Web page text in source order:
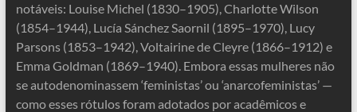
notáveis: Louise Michel (1830–1905), Charlotte Wilson
(1854–1944), Lucía Sánchez Saornil (1895–1970), Lucy
Parsons (1853–1942), Voltairine de Cleyre (1866–1912) e
Emma Goldman (1869–1940). Embora essas mulheres não
se autodenominassem ‘feministas’ ou ‘anarcofeministas’ —
como esses rótulos foram adotados por acadêmicos e